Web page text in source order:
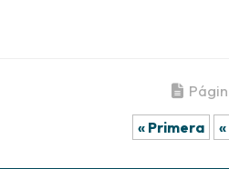
« Primera «